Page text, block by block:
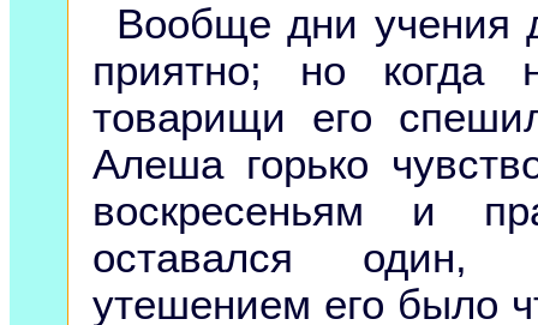
Вообще дни учения
приятно; но когда
товарищи его
Алеша горько
воскресеньям и
оставался один,
утешением его было